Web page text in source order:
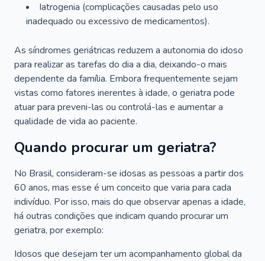
Iatrogenia (complicações causadas pelo uso
inadequado ou excessivo de medicamentos).
As síndromes geriátricas reduzem a autonomia do idoso
para realizar as tarefas do dia a dia, deixando-o mais
dependente da família. Embora frequentemente sejam
vistas como fatores inerentes à idade, o geriatra pode
atuar para preveni-las ou controlá-las e aumentar a
qualidade de vida ao paciente.
Quando procurar um geriatra?
No Brasil, consideram-se idosas as pessoas a partir dos
60 anos, mas esse é um conceito que varia para cada
indivíduo. Por isso, mais do que observar apenas a idade,
há outras condições que indicam quando procurar um
geriatra, por exemplo:
Idosos que desejam ter um acompanhamento global da